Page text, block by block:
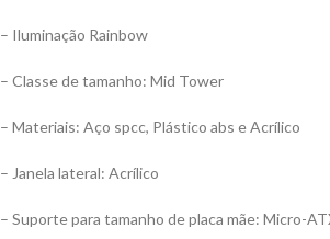
– Iluminação Rainbow
– Classe de tamanho: Mid Tower
– Materiais: Aço spcc, Plástico abs e Acrílico
– Janela lateral: Acrílico
– Suporte para tamanho de placa mãe: Micro-